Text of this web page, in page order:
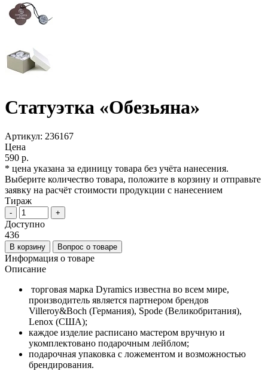
Статуэтка «Обезьяна»
Артикул: 236167
Цена
590 р.
* цена указана за единицу товара без учёта нанесения.
Выберите количество товара, положите в корзину и отправьте
заявку на расчёт стоимости продукции с нанесением
Тираж
- +
Доступно
436
В корзину Вопрос о товаре
Информация о товаре
Описание
торговая марка Dyramics известна во всем мире,
производитель является партнером брендов
Villeroy&Boch (Германия), Spode (Великобритания),
Lenox (США);
каждое изделие расписано мастером вручную и
укомплектовано подарочным лейблом;
подарочная упаковка с ложементом и возможностью
брендирования.